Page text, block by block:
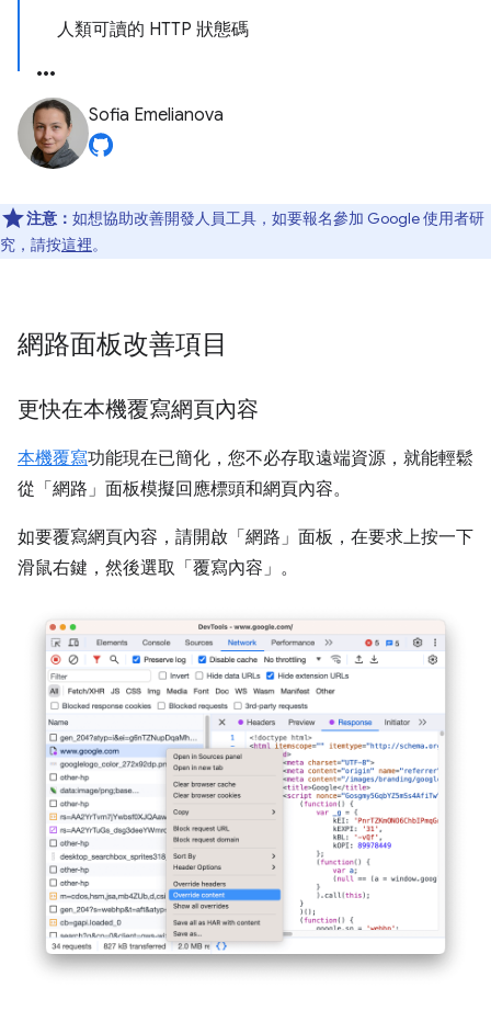
人類可讀的 HTTP 狀態碼
Sofia Emelianova
注意： 如想協助改善開發人員工具，如要報名參加 Google 使用者研
究，請按這裡。
網路面板改善項目
更快在本機覆寫網頁內容
本機覆寫功能現在已簡化，您不必存取遠端資源，就能輕鬆
從「網路」 面板模擬回應標頭和網頁內容。
如要覆寫網頁內容，請開啟「網路」 面板，在要求上按一下
滑鼠右鍵，然後選取「覆寫內容」 。